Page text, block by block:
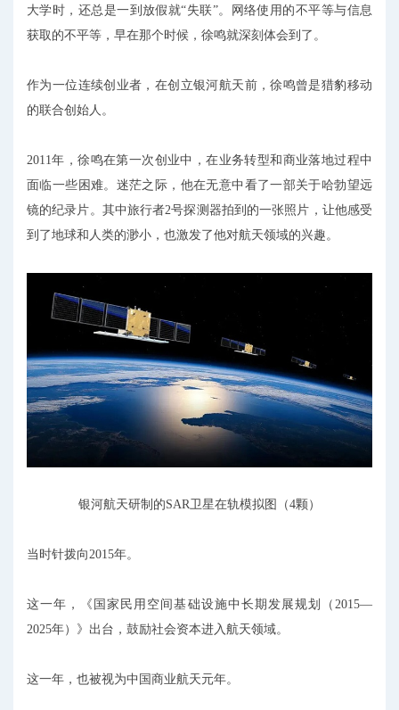
大学时，还总是一到放假就“失联”。网络使用的不平等与信息
获取的不平等，早在那个时候，徐鸣就深刻体会到了。
作为一位连续创业者，在创立银河航天前，徐鸣曾是猎豹移动
的联合创始人。
2011年，徐鸣在第一次创业中，在业务转型和商业落地过程中
面临一些困难。迷茫之际，他在无意中看了一部关于哈勃望远
镜的纪录片。其中旅行者2号探测器拍到的一张照片，让他感受
到了地球和人类的渺小，也激发了他对航天领域的兴趣。
银河航天研制的SAR卫星在轨模拟图（4颗）
当时针拨向2015年。
这一年，《国家民用空间基础设施中长期发展规划（2015—
2025年）》出台，鼓励社会资本进入航天领域。
这一年，也被视为中国商业航天元年。